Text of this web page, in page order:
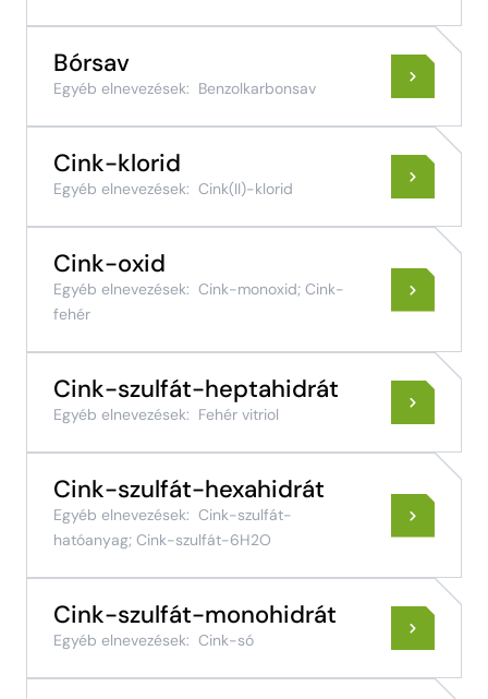
Bórsav
Egyéb elnevezések: Benzolkarbonsav
Cink-klorid
Egyéb elnevezések: Cink(II)-klorid
Cink-oxid
Egyéb elnevezések: Cink-monoxid; Cink-
fehér
Cink-szulfát-heptahidrát
Egyéb elnevezések: Fehér vitriol
Cink-szulfát-hexahidrát
Egyéb elnevezések: Cink-szulfát-
hatóanyag; Cink-szulfát-6H2O
Cink-szulfát-monohidrát
Egyéb elnevezések: Cink-só